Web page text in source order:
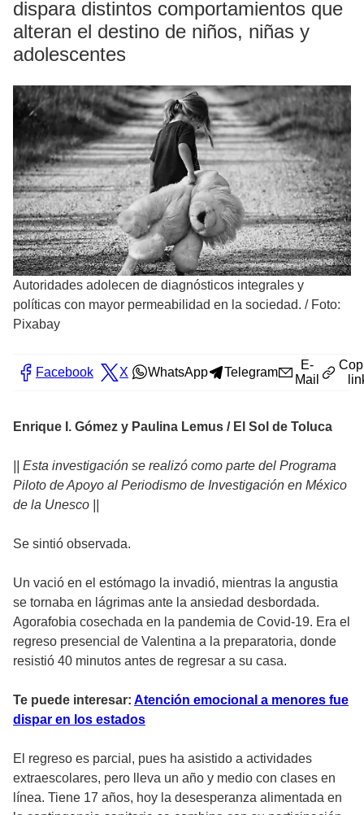
dispara distintos comportamientos que
alteran el destino de niños, niñas y
adolescentes
Autoridades adolecen de diagnósticos integrales y
políticas con mayor permeabilidad en la sociedad. / Foto:
Pixabay
Facebook X WhatsApp Telegram
E-
Mail
Enrique I. Gómez y Paulina Lemus / El Sol de Toluca
|| Esta investigación se realizó como parte del Programa
Piloto de Apoyo al Periodismo de Investigación en México
de la Unesco ||
Se sintió observada.
Un vació en el estómago la invadió, mientras la angustia
se tornaba en lágrimas ante la ansiedad desbordada.
Agorafobia cosechada en la pandemia de Covid-19. Era el
regreso presencial de Valentina a la preparatoria, donde
resistió 40 minutos antes de regresar a su casa.
Te puede interesar: Atención emocional a menores fue
dispar en los estados
El regreso es parcial, pues ha asistido a actividades
extraescolares, pero lleva un año y medio con clases en
línea. Tiene 17 años, hoy la desesperanza alimentada en